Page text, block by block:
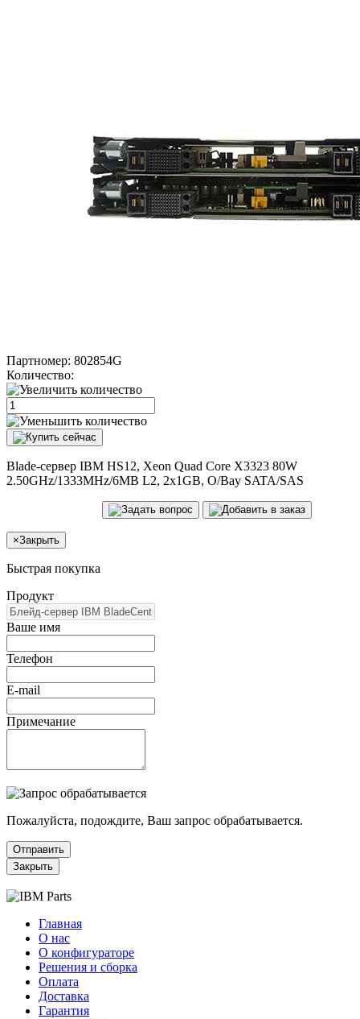
Партномер: 802854G
Количество:
Blade-сервер IBM HS12, Xeon Quad Core X3323 80W
2.50GHz/1333MHz/6MB L2, 2x1GB, O/Bay SATA/SAS
×Закрыть
Быстрая покупка
Продукт
Ваше имя
Телефон
E-mail
Примечание
Пожалуйста, подождите, Ваш запрос обрабатывается.
Отправить
Закрыть
Главная
О нас
О конфигураторе
Решения и сборка
Оплата
Доставка
Гарантия